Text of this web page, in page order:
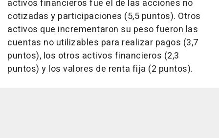
activos financieros fue el de las acciones no
cotizadas y participaciones (5,5 puntos). Otros
activos que incrementaron su peso fueron las
cuentas no utilizables para realizar pagos (3,7
puntos), los otros activos financieros (2,3
puntos) y los valores de renta fija (2 puntos).